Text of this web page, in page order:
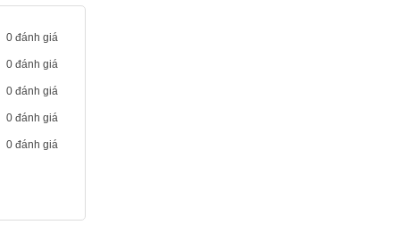
0 đánh giá
0 đánh giá
0 đánh giá
0 đánh giá
0 đánh giá